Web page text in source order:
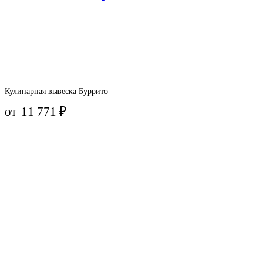
Кулинарная вывеска Буррито
от 11 771₽